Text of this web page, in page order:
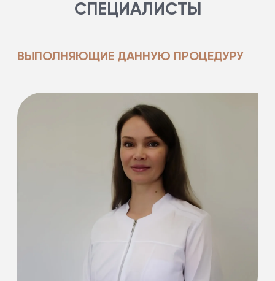
СПЕЦИАЛИСТЫ
ВЫПОЛНЯЮЩИЕ ДАННУЮ ПРОЦЕДУРУ